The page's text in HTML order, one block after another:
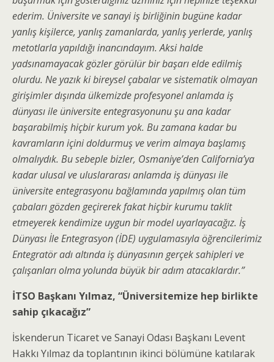
ederim. Üniversite ve sanayi iş birliğinin bugüne kadar
yanlış kişilerce, yanlış zamanlarda, yanlış yerlerde, yanlış
metotlarla yapıldığı inancındayım. Aksi halde
yadsınamayacak gözler görülür bir başarı elde edilmiş
olurdu. Ne yazık ki bireysel çabalar ve sistematik olmayan
girişimler dışında ülkemizde profesyonel anlamda iş
dünyası ile üniversite entegrasyonunu şu ana kadar
başarabilmiş hiçbir kurum yok. Bu zamana kadar bu
kavramların içini doldurmuş ve verim almaya başlamış
olmalıydık. Bu sebeple bizler, Osmaniye’den California’ya
kadar ulusal ve uluslararası anlamda iş dünyası ile
üniversite entegrasyonu bağlamında yapılmış olan tüm
çabaları gözden geçirerek fakat hiçbir kurumu taklit
etmeyerek kendimize uygun bir model uyarlayacağız. İş
Dünyası İle Entegrasyon (İDE) uygulamasıyla öğrencilerimiz
Entegratör adı altında iş dünyasının gerçek sahipleri ve
çalışanları olma yolunda büyük bir adım atacaklardır.”
İTSO Başkanı Yılmaz, “Üniversitemize hep birlikte
sahip çıkacağız”
İskenderun Ticaret ve Sanayi Odası Başkanı Levent
Hakkı Yılmaz da toplantının ikinci bölümüne katılarak